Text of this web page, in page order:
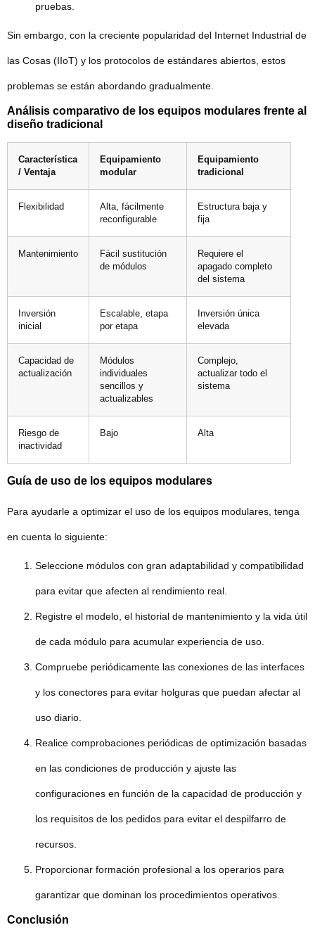
pruebas.
Sin embargo, con la creciente popularidad del Internet Industrial de
las Cosas (IIoT) y los protocolos de estándares abiertos, estos
problemas se están abordando gradualmente.
Análisis comparativo de los equipos modulares frente al
diseño tradicional
Característica
/ Ventaja
Equipamiento
modular
Equipamiento
tradicional
Flexibilidad
Alta, fácilmente
reconfigurable
Estructura baja y
fija
Mantenimiento
Fácil sustitución
de módulos
Requiere el
apagado completo
del sistema
Inversión
inicial
Escalable, etapa
por etapa
Inversión única
elevada
Capacidad de
actualización
Módulos
individuales
sencillos y
actualizables
Complejo,
actualizar todo el
sistema
Riesgo de
inactividad
Bajo Alta
Guía de uso de los equipos modulares
Para ayudarle a optimizar el uso de los equipos modulares, tenga
en cuenta lo siguiente:
Seleccione módulos con gran adaptabilidad y compatibilidad
para evitar que afecten al rendimiento real.
Registre el modelo, el historial de mantenimiento y la vida útil
de cada módulo para acumular experiencia de uso.
Compruebe periódicamente las conexiones de las interfaces
y los conectores para evitar holguras que puedan afectar al
uso diario.
Realice comprobaciones periódicas de optimización basadas
en las condiciones de producción y ajuste las
configuraciones en función de la capacidad de producción y
los requisitos de los pedidos para evitar el despilfarro de
recursos.
Proporcionar formación profesional a los operarios para
garantizar que dominan los procedimientos operativos.
Conclusión